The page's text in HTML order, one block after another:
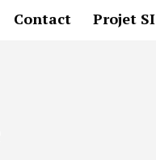
Contact Projet SI